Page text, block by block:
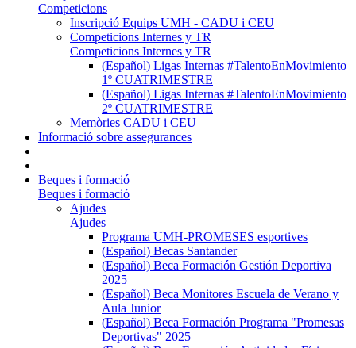
Competicions
Inscripció Equips UMH - CADU i CEU
Competicions Internes y TR
Competicions Internes y TR
(Español) Ligas Internas #TalentoEnMovimiento
1º CUATRIMESTRE
(Español) Ligas Internas #TalentoEnMovimiento
2º CUATRIMESTRE
Memòries CADU i CEU
Informació sobre assegurances
Beques i formació
Beques i formació
Ajudes
Ajudes
Programa UMH-PROMESES esportives
(Español) Becas Santander
(Español) Beca Formación Gestión Deportiva
2025
(Español) Beca Monitores Escuela de Verano y
Aula Junior
(Español) Beca Formación Programa "Promesas
Deportivas" 2025